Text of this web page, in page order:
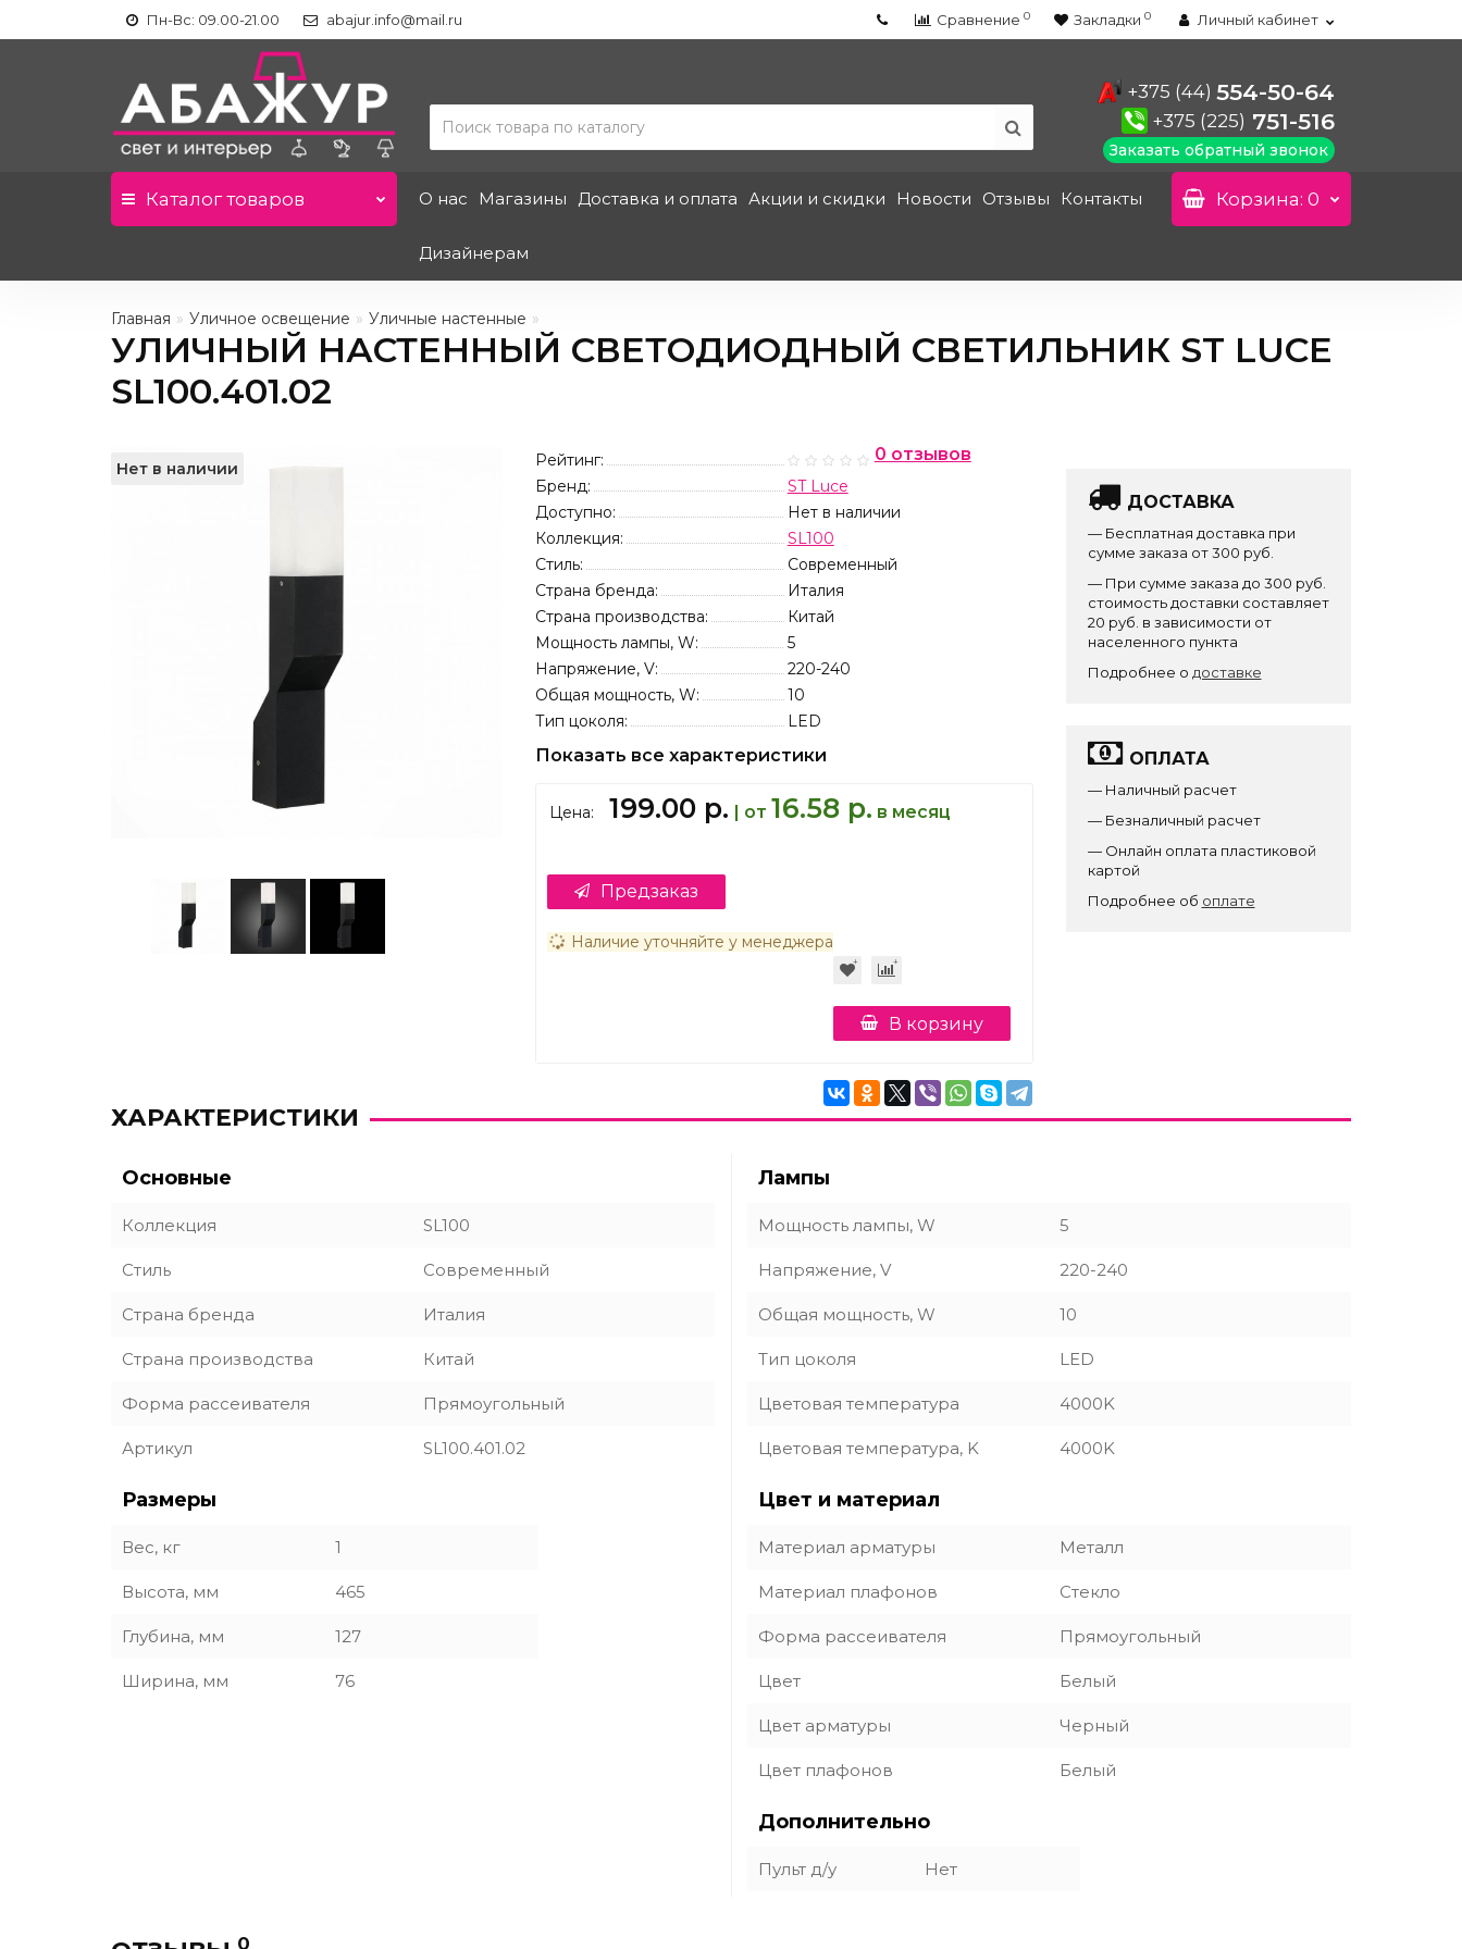
Пн-Вс: 09.00-21.00 abajur.info@mail.ru Сравнение 0 Закладки 0 Личный кабинет
+375 (44) 554-50-64
+375 (225) 751-516
Заказать обратный звонок
Каталогтоваров О нас Магазины Доставка и оплата Акции и скидки Новости Отзывы Контакты
Дизайнерам
Корзина: 0
Главная Уличное освещение Уличные настенные
УЛИЧНЫЙ НАСТЕННЫЙ СВЕТОДИОДНЫЙ СВЕТИЛЬНИК ST LUCE
SL100.401.02
Нет в наличии Рейтинг: 0 отзывов
Бренд:
ST Luce
Доступно:
Нет в наличии
Коллекция:
SL100
Стиль:
Современный
Страна бренда:
Италия
Страна производства:
Китай
Мощность лампы, W:
5
Напряжение, V:
220-240
Общая мощность, W:
10
Тип цоколя:
LED
Показать все характеристики
Цена: 199.00 р. | от 16.58 р. в месяц
Предзаказ
Наличие уточняйте у менеджера
В корзину
ДОСТАВКА
— Бесплатная доставка при
сумме заказа от 300 руб.
— При сумме заказа до 300 руб.
стоимость доставки составляет
20 руб. в зависимости от
населенного пункта
Подробнее о доставке
ОПЛАТА
— Наличный расчет
— Безналичный расчет
— Онлайн оплата пластиковой
картой
Подробнее об оплате
ХАРАКТЕРИСТИКИ
Основные
Коллекция SL100
Стиль Современный
Страна бренда Италия
Страна производства Китай
Форма рассеивателя Прямоугольный
Артикул SL100.401.02
Размеры
Вес, кг 1
Высота, мм 465
Глубина, мм 127
Ширина, мм 76
Лампы
Мощность лампы, W 5
Напряжение, V 220-240
Общая мощность, W 10
Тип цоколя LED
Цветовая температура 4000K
Цветовая температура, K 4000K
Цвет и материал
Материал арматуры Металл
Материал плафонов Стекло
Форма рассеивателя Прямоугольный
Цвет Белый
Цвет арматуры Черный
Цвет плафонов Белый
Дополнительно
Пульт д/у Нет
0